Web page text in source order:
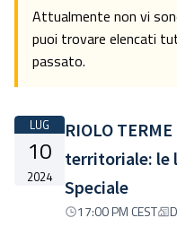
Attualmente non vi
puoi trovare elencati
passato.
LUG
10
2024
RIOLO
territoriale: le
Speciale
17:00 PM CEST